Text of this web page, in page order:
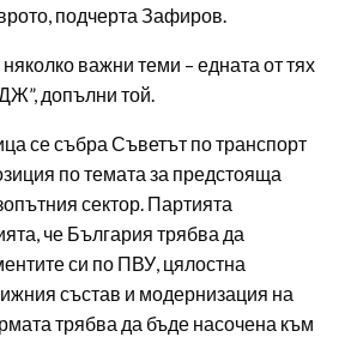
подчерта Зафиров.
важни теми – едната от тях
допълни той.
се събра Съветът по транспорт
по темата за предстояща
сектор. Партията
че България трябва да
си по ПВУ, цялостна
състав и модернизация на
трябва да бъде насочена към